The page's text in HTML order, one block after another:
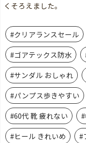
くそろえました。
#クリアランスセール
#ゴアテックス防水
#サンダル おしゃれ
#パンプス歩きやすい
#60代 靴 疲れない
#ヒール きれいめ #